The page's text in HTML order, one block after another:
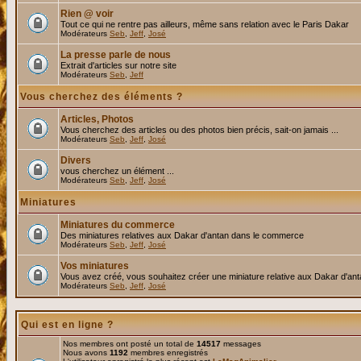
Rien @ voir
Tout ce qui ne rentre pas ailleurs, même sans relation avec le Paris Dakar
Modérateurs Seb Jeff José
La presse parle de nous
Extrait d'articles sur notre site
Modérateurs Seb Jeff
Vous cherchez des éléments ?
Articles, Photos
Vous cherchez des articles ou des photos bien précis, sait-on jamais ...
Modérateurs Seb Jeff José
Divers
vous cherchez un élément ...
Modérateurs Seb Jeff José
Miniatures
Miniatures du commerce
Des miniatures relatives aux Dakar d'antan dans le commerce
Modérateurs Seb Jeff José
Vos miniatures
Vous avez créé, vous souhaitez créer une miniature relative aux Dakar
Modérateurs Seb Jeff José
Qui est en ligne ?
Nos membres ont posté un total de 14517 messages
Nous avons 1192 membres enregistrés